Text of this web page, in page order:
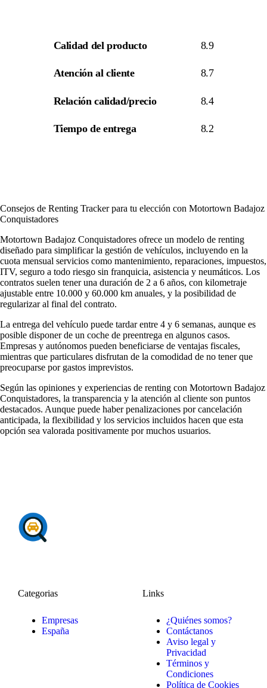
Calidad del producto 8.9
Atención al cliente 8.7
Relación calidad/precio 8.4
Tiempo de entrega 8.2
Consejos de Renting Tracker para tu elección con Motortown Badajoz
Conquistadores
Motortown Badajoz Conquistadores ofrece un modelo de renting
diseñado para simplificar la gestión de vehículos, incluyendo en la
cuota mensual servicios como mantenimiento, reparaciones, impuestos,
ITV, seguro a todo riesgo sin franquicia, asistencia y neumáticos. Los
contratos suelen tener una duración de 2 a 6 años, con kilometraje
ajustable entre 10.000 y 60.000 km anuales, y la posibilidad de
regularizar al final del contrato.
La entrega del vehículo puede tardar entre 4 y 6 semanas, aunque es
posible disponer de un coche de preentrega en algunos casos.
Empresas y autónomos pueden beneficiarse de ventajas fiscales,
mientras que particulares disfrutan de la comodidad de no tener que
preocuparse por gastos imprevistos.
Según las opiniones y experiencias de renting con Motortown Badajoz
Conquistadores, la transparencia y la atención al cliente son puntos
destacados. Aunque puede haber penalizaciones por cancelación
anticipada, la flexibilidad y los servicios incluidos hacen que esta
opción sea valorada positivamente por muchos usuarios.
Categorias
Empresas
España
Links
¿Quiénes somos?
Contáctanos
Aviso legal y
Privacidad
Términos y
Condiciones
Política de Cookies